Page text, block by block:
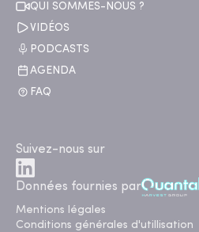
QUI SOMMES-NOUS ?
VIDÉOS
PODCASTS
AGENDA
FAQ
Suivez-nous sur
Données fournies par
Mentions légales
Conditions générales d'utillisation